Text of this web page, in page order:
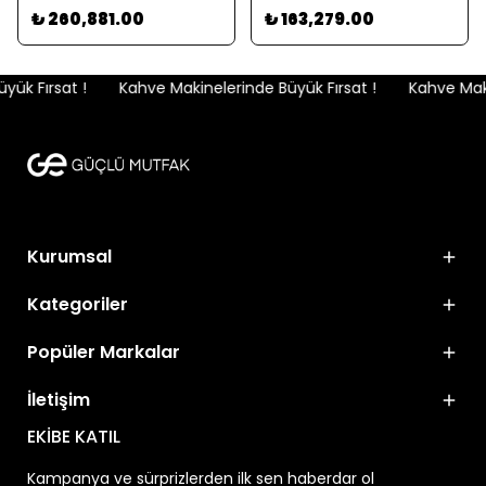
₺ 260,881.00 ₺ 163,279.00
Fırsat ! Kahve Makinelerinde Büyük Fırsat ! Kahve
Kurumsal
Kategoriler
Popüler Markalar
İletişim
EKİBE KATIL
Kampanya ve sürprizlerden ilk sen haberdar ol